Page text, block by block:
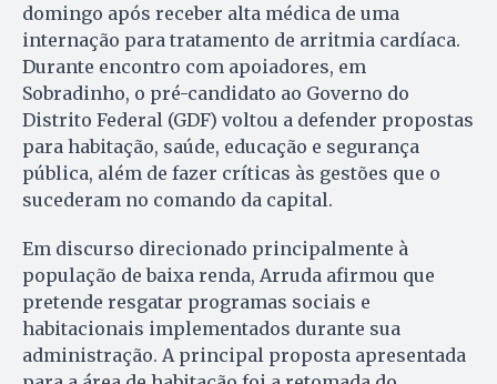
domingo após receber alta médica de uma
internação para tratamento de arritmia cardíaca.
Durante encontro com apoiadores, em
Sobradinho, o pré-candidato ao Governo do
Distrito Federal (GDF) voltou a defender propostas
para habitação, saúde, educação e segurança
pública, além de fazer críticas às gestões que o
sucederam no comando da capital.
Em discurso direcionado principalmente à
população de baixa renda, Arruda afirmou que
pretende resgatar programas sociais e
habitacionais implementados durante sua
administração. A principal proposta apresentada